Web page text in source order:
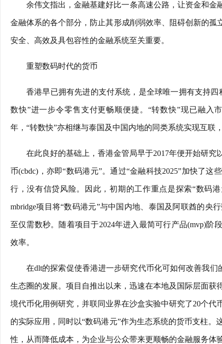
余伟文指出，金融基建好比一条高速公路，让资金和
金融体系的各个部分，防止其形成削弱效率、阻碍创新的
安全、高效及具包容性的金融系统至关重要。
重塑数码时代的货币
香港早已拥有先进的支付系统，是全球唯一拥有支持
数快”进一步令零售支付更畅顺便捷。“转数快”现已融入
年，“转数快”亦相继与泰国及中国内地的同类系统实现互联
在此良好的基础上，香港金管局早于2017年便开始研
币(cbdc)，亦即“数码港元”。通过“金融科技2025”加快了
行，没有信贷风险。因此，初期的工作重点是探索“数码
mbridge项目将“数码港元”与中国内地、泰国及阿联酋的央
至仅需数秒。随着项目于2024年进入最简可行产品(mvp)阶
效率。
在dlt的探索促使香港进一步研究代币化可如何改善我们
生态圈的发展。项目自推出以来，迅速在本地及国际层面
境代币化用例研究，并联同业界在沙盒实验中研究了20个
的实际应用，同时以“数码港元”作为生态系统的货币支柱
性，从而降低成本，为企业与公众带来更顺畅的金融服务体